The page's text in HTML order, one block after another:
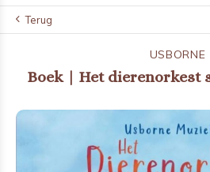
Terug
USBORNE
Boek | Het dierenorkest